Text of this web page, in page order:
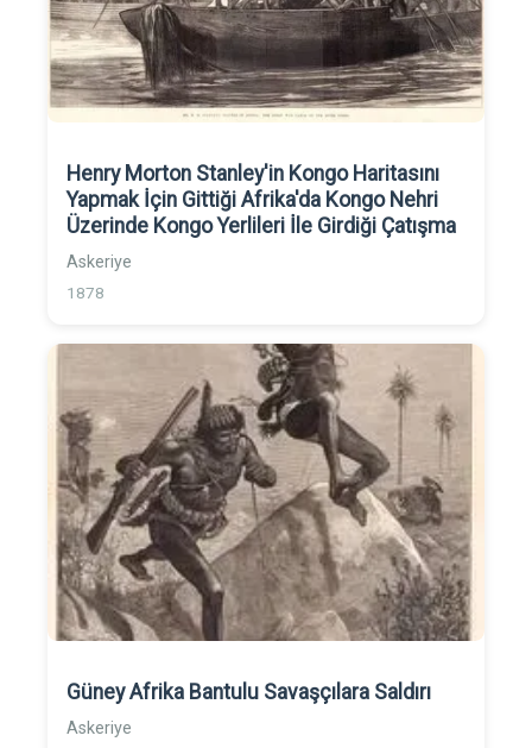
Henry Morton Stanley'in Kongo Haritasını
Yapmak İçin Gittiği Afrika'da Kongo Nehri
Üzerinde Kongo Yerlileri İle Girdiği Çatışma
Askeriye
1878
Güney Afrika Bantulu Savaşçılara Saldırı
Askeriye